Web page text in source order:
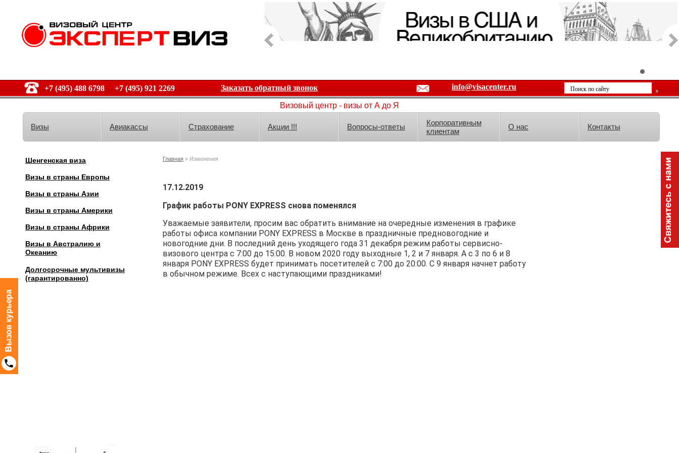
+7 (495) 488 6798 +7 (495) 921 2269 Заказать обратный звонок info@visacenter.ru
Визовый центр - визы от А до Я
Визы Авиакассы Страхование Акции !!! Вопросы-ответы
Корпоративным
клиентам
О нас Контакты
Шенгенская виза
Визы в страны Европы
Визы в страны Азии
Визы в страны Америки
Визы в страны Африки
Визы в Австралию и
Океанию
Долгосрочные мультивизы
(гарантированно)
Главная » Изменения
17.12.2019
График работы PONY EXPRESS снова поменялся
Уважаемые заявители, просим вас обратить внимание на очередные изменения в графике
работы офиса компании PONY EXPRESS в Москве в праздничные предновогодние и
новогодние дни. В последний день уходящего года 31 декабря режим работы сервисно-
визового центра с 7:00 до 15:00. В новом 2020 году выходные 1, 2 и 7 января. А c 3 по 6 и 8
января PONY EXPRESS будет принимать посетителей с 7:00 до 20:00. С 9 января начнет работу
в обычном режиме. Всех с наступающими праздниками!